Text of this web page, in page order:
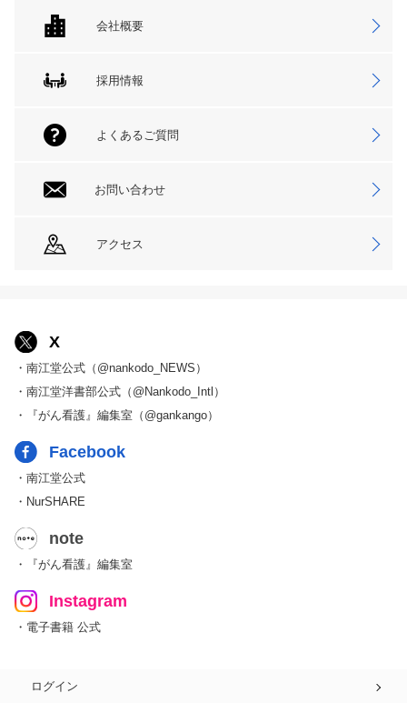
会社概要
採用情報
よくあるご質問
お問い合わせ
アクセス
X
・南江堂公式（@nankodo_NEWS）
・南江堂洋書部公式（@Nankodo_Intl）
・『がん看護』編集室（@gankango）
Facebook
・南江堂公式
・NurSHARE
note
・『がん看護』編集室
Instagram
・電子書籍 公式
ログイン